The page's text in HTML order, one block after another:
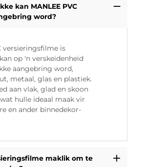
kan MANLEE PVC
word?
versieringsfilme is
op 'n verskeidenheid
aangebring word,
metaal, glas en plastiek.
aan vlak, glad en skoon
hulle ideaal maak vir
en ander binnedekor-
maklik om te